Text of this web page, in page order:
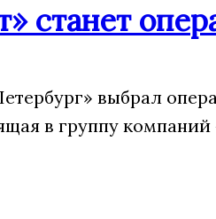
станет
выбрал
в группу компаний